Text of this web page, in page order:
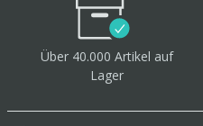
Über 40.000 Artikel auf
Lager